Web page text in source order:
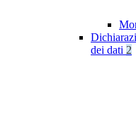
dei dati 2